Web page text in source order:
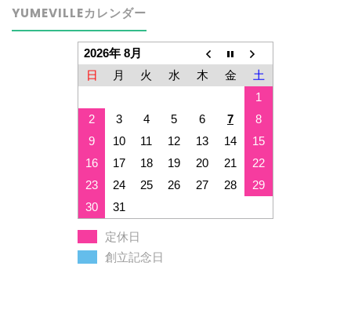
YUMEVILLEカレンダー
2026年 8月
日
月 火 水 木 金
土
1
2
3 4 5 6 7
8
9
10 11 12 13 14
15
16
17 18 19 20 21
22
23
24 25 26 27 28
29
30
31
定休日
創立記念日